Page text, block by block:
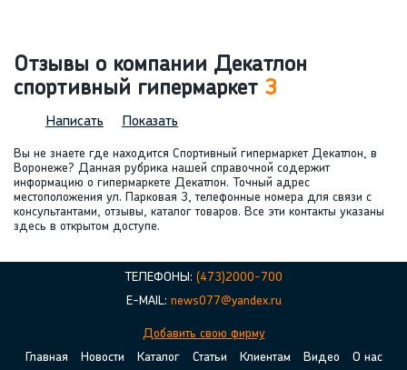
Отзывы о компании Декатлон
спортивный гипермаркет 3
Написать Показать
Вы не знаете где находится Спортивный гипермаркет Декатлон, в
Воронеже? Данная рубрика нашей справочной содержит
информацию о гипермаркете Декатлон. Точный адрес
местоположения ул. Парковая 3, телефонные номера для связи с
консультантами, отзывы, каталог товаров. Все эти контакты указаны
здесь в открытом доступе.
ТЕЛЕФОНЫ: (473)2000-700
E-MAIL: news077@yandex.ru
Добавить свою фирму
Главная
Новости Каталог Статьи Клиентам Видео О нас